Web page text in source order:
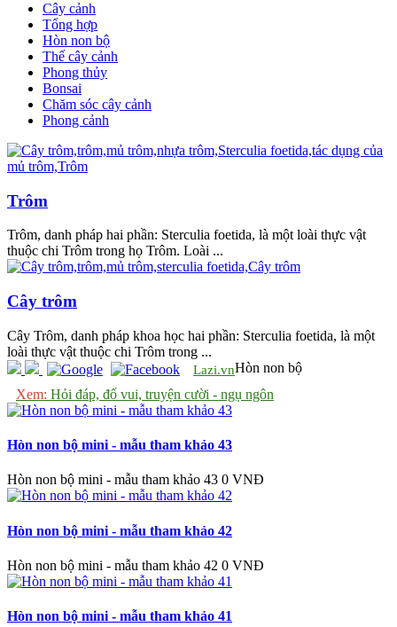
Cây cảnh
Tổng hợp
Hòn non bộ
Thế cây cảnh
Phong thủy
Bonsai
Chăm sóc cây cảnh
Phong cảnh
Trôm
Trôm, danh pháp hai phần: Sterculia foetida, là một loài thực vật
thuộc chi Trôm trong họ Trôm. Loài ...
Cây trôm
Cây Trôm, danh pháp khoa học hai phần: Sterculia foetida, là một
loài thực vật thuộc chi Trôm trong ...
Lazi.vn
Xem: Hỏi đáp, đố vui, truyện cười - ngụ ngôn
Hòn non bộ
Hòn non bộ mini - mẫu tham khảo 43
Hòn non bộ mini - mẫu tham khảo 43 0 VNĐ
Hòn non bộ mini - mẫu tham khảo 42
Hòn non bộ mini - mẫu tham khảo 42 0 VNĐ
Hòn non bộ mini - mẫu tham khảo 41